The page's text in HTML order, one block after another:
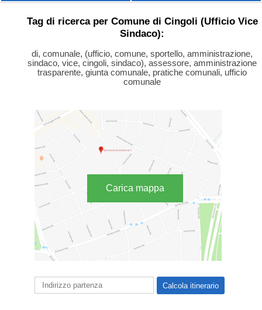
Tag di ricerca per Comune di Cingoli (Ufficio Vice
Sindaco):
di, comunale, (ufficio, comune, sportello, amministrazione,
sindaco, vice, cingoli, sindaco), assessore, amministrazione
trasparente, giunta comunale, pratiche comunali, ufficio
comunale
Carica mappa